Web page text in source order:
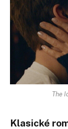
The
Klasické